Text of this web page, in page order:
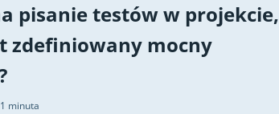
pisanie testów w projekcie,
zdefiniowany mocny
1 minuta